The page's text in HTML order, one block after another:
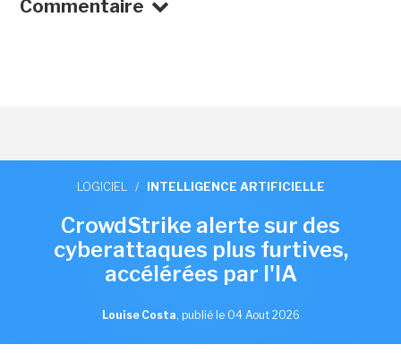
Commentaire
LOGICIEL / INTELLIGENCE ARTIFICIELLE
CrowdStrike alerte sur des
cyberattaques plus furtives,
accélérées par l'IA
Louise Costa, publié le 04 Aout 2026